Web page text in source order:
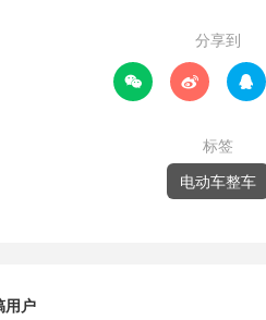
分享到
  
标签
电动车整车
用户